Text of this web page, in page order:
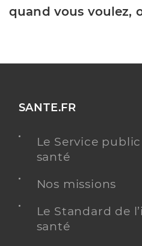
quand vous voulez,
SANTE.FR
Le Service
santé
Nos missions
Le Standard de
santé